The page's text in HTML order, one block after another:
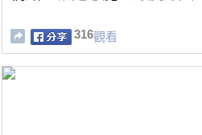
316觀看